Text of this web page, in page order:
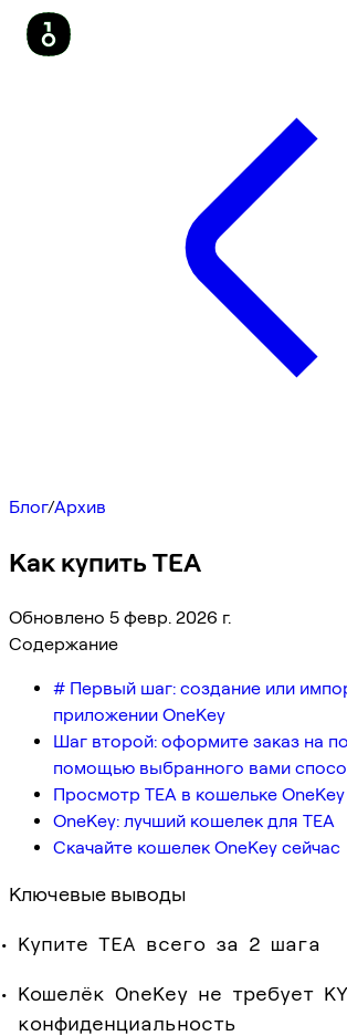
Блог/Архив
Как купить TEA
Обновлено 5 февр. 2026 г.
Содержание
# Первый шаг: создание или
приложении OneKey
Шаг второй: оформите заказ на
помощью выбранного вами
Просмотр TEA в кошельке OneKey
OneKey: лучший кошелек для TEA
Скачайте кошелек OneKey сейчас
Ключевые выводы
Купите TEA всего за 2 шага
Кошелёк OneKey не требует
конфиденциальность